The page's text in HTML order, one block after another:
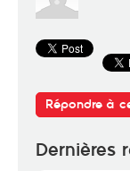
Répondre à
Dernières